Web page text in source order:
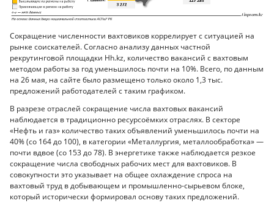
Сокращение численности вахтовиков коррелирует с ситуацией на
рынке соискателей. Согласно анализу данных частной
рекрутинговой площадки Hh.kz, количество вакансий с вахтовым
методом работы за год уменьшилось почти на 10%. Всего, по данным
на 26 мая, на сайте было размещено только около 1,3 тыс.
предложений работодателей с таким графиком.
В разрезе отраслей сокращение числа вахтовых вакансий
наблюдается в традиционно ресурсоёмких отраслях. В секторе
«Нефть и газ» количество таких объявлений уменьшилось почти на
40% (со 164 до 100), в категории «Металлургия, металлообработка» —
почти вдвое (со 153 до 78). В энергетике также наблюдается резкое
сокращение числа свободных рабочих мест для вахтовиков. В
совокупности это указывает на общее охлаждение спроса на
вахтовый труд в добывающем и промышленно-сырьевом блоке,
который исторически формировал основу таких предложений.